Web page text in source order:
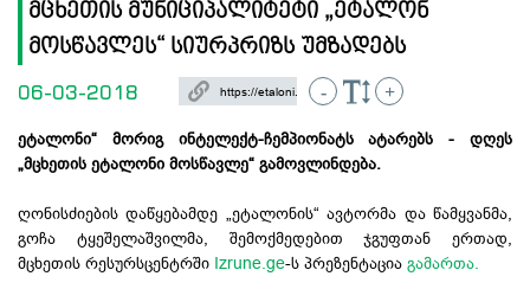
მცხეთის მუნიციპალიტეტი „ეტალონ
მოსწავლეს“ სიურპრიზს უმზადებს
06-03-2018 - +
ეტალონი“ მორიგ ინტელექტ-ჩემპიონატს ატარებს - დღეს
„მცხეთის ეტალონი მოსწავლე“ გამოვლინდება.
ღონისძიების დაწყებამდე „ეტალონის“ ავტორმა და წამყვანმა,
გოჩა ტყეშელაშვილმა, შემოქმედებით ჯგუფთან ერთად,
მცხეთის რესურსცენტრში Izrune.ge-ს პრეზენტაცია გამართა.